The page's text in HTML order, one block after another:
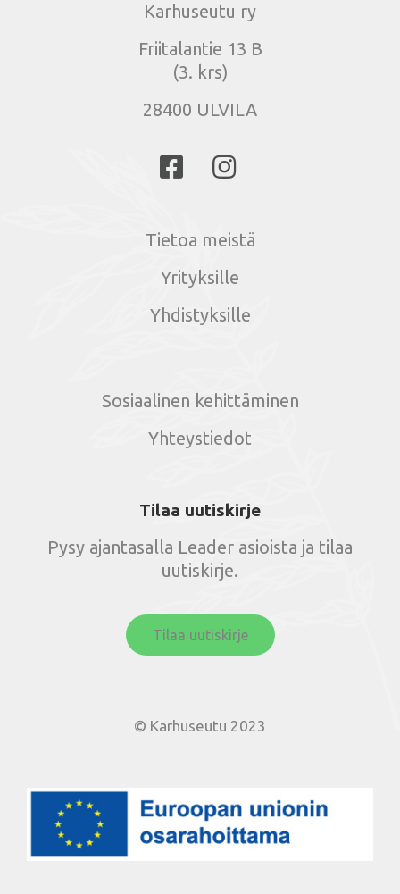
Karhuseutu ry
Friitalantie 13 B
(3. krs)
28400 ULVILA
Tietoa meistä
Yrityksille
Yhdistyksille
Sosiaalinen kehittäminen
Yhteystiedot
Tilaa uutiskirje
Pysy ajantasalla Leader asioista ja tilaa
uutiskirje.
Tilaa uutiskirje
© Karhuseutu 2023